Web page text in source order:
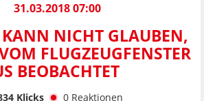
31.03.2018 07:00
KANN NICHT GLAUBEN,
FLUGZEUGFENSTER
BEOBACHTET
Klicks 0 Reaktionen